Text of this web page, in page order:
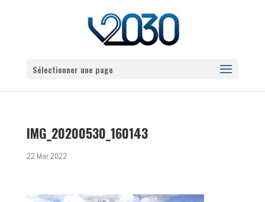
Sélectionner une page
IMG_20200530_160143
22 Mar 2022